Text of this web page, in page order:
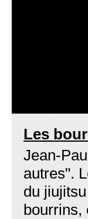
Les
Jean-
autres".
du
bourrins,